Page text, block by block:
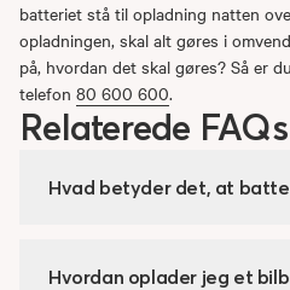
batteriet stå til opladning natten
opladningen, skal alt gøres i
på, hvordan det skal gøres? Så er
telefon 80 600 600.
Relaterede FAQs
Hvad betyder det, at
Hvordan oplader jeg et